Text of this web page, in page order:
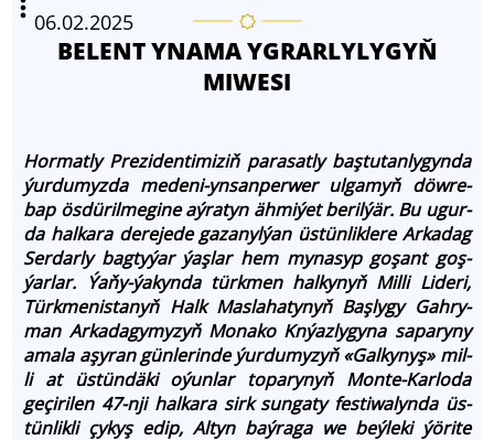
06.02.2025
BELENT YNAMA YGRARLYLYGYŇ
MIWESI
Hor­mat­ly Pre­zi­den­ti­mi­ziň pa­ra­sat­ly baş­tu­tan­ly­gyn­da
ýur­du­myz­da me­de­ni-yn­san­per­wer ul­ga­myň döw­re­
bap ös­dü­ril­me­gi­ne aý­ra­tyn ähmiýet be­ril­ýär. Bu ugur­
da hal­ka­ra de­re­je­de ga­za­nyl­ýan üs­tün­lik­le­re Ar­ka­dag
Ser­dar­ly bag­ty­ýar ýaş­lar hem my­na­syp go­şant goş­
ýar­lar. Ýaňy-ýa­kyn­da türk­men hal­ky­nyň Mil­li Li­de­ri,
Türk­me­nis­ta­nyň Halk Mas­la­ha­ty­nyň Baş­ly­gy Gah­ry­
man Ar­ka­da­gy­my­zyň Mo­na­ko Knýazlygy­na sa­pa­ry­ny
ama­la aşy­ran gün­le­rin­de ýur­dumy­zyň «Galkynyş» mil­
li at üs­tün­dä­ki oýun­lar to­pa­ry­nyň Mon­te-Kar­lo­da
geçiri­len 47-nji hal­kara sirk sun­ga­ty fes­ti­wa­lyn­da üs­
tün­lik­li çy­kyş edip, Al­tyn baý­ra­ga we beý­le­ki ýö­ri­te